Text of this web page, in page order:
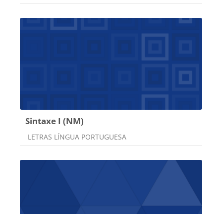
Sintaxe I (NM)
Categoria do curso
LETRAS LÍNGUA PORTUGUESA